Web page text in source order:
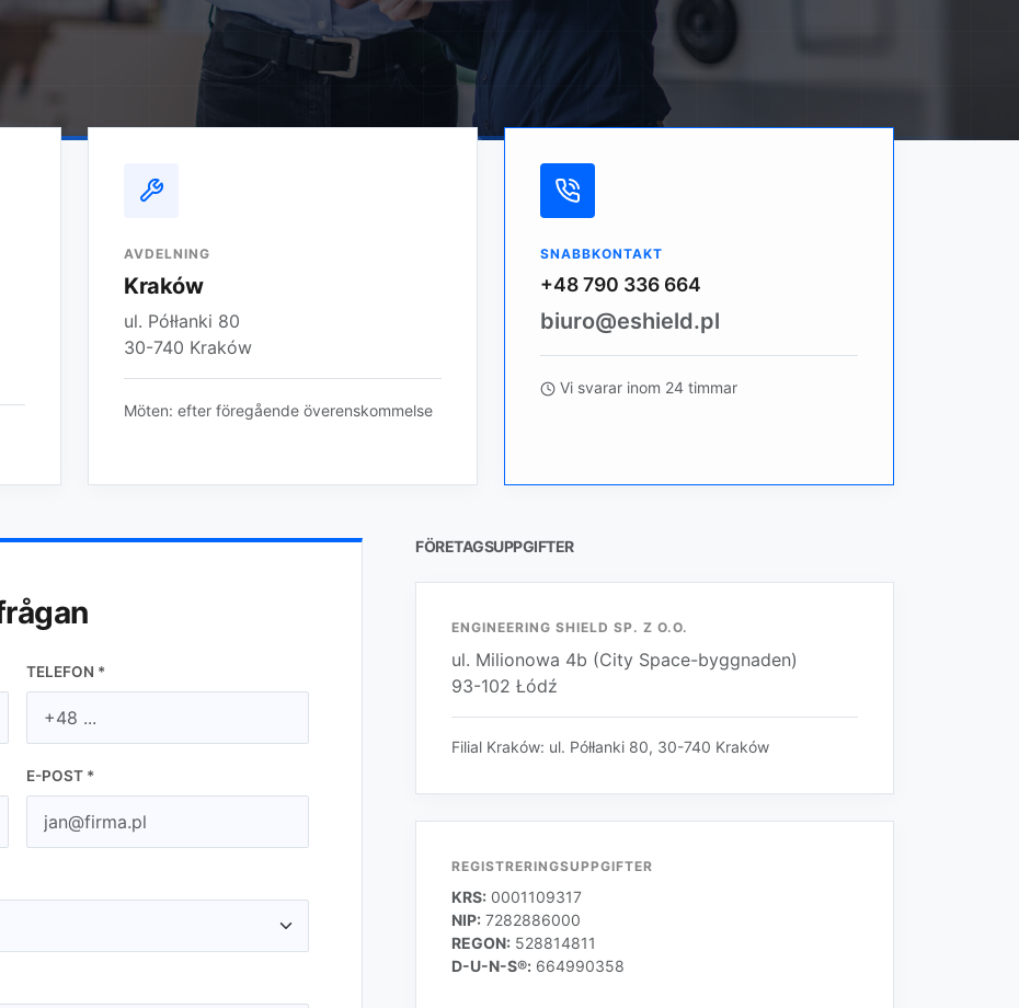
AVDELNING
Kraków
ul. Półłanki 80
30-740 Kraków
Möten: efter föregående överenskommelse
SNABBKONTAKT
+48 790 336 664
biuro@eshield.pl
Vi svarar inom 24 timmar
TELEFON *
E-POST *
FÖRETAGSUPPGIFTER
ENGINEERING SHIELD SP. Z O.O.
ul. Milionowa 4b (City Space-byggnaden)
93-102 Łódź
Filial Kraków: ul. Półłanki 80, 30-740 Kraków
REGISTRERINGSUPPGIFTER
KRS: 0001109317
NIP: 7282886000
REGON: 528814811
D-U-N-S®: 664990358